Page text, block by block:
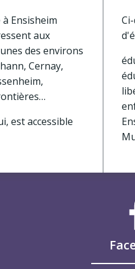
Ensisheim
aux
des environs
Cernay,
est accessible